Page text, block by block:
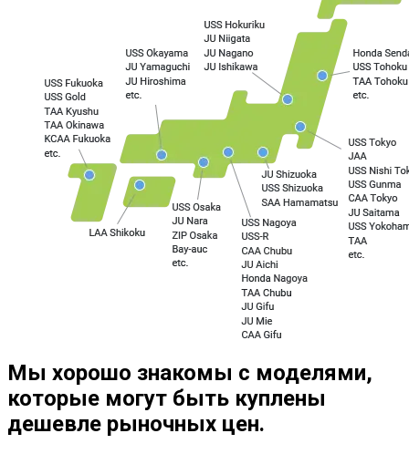
Мы хорошо знакомы с моделями,
которые могут быть куплены
дешевле рыночных цен.